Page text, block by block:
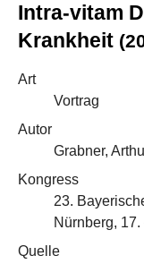
Intra-vitam
Krankheit
Art
Vortrag
Autor
Grabner,
Kongress
23.
Nürnberg,
Quelle